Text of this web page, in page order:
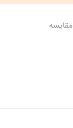
مقایسه